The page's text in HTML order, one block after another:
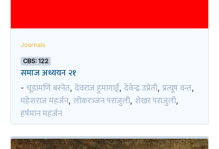
Journals
CBS: 122
समाज अध्ययन २१
- चूडामणि बस्नेत, देवराज हुमागाईं, देवेन्द्र उप्रेती, प्रत्यूष वन्त,
महेशराज महर्जन, लोकरञ्‍जन पराजुली, शेखर पराजुली,
हर्षमान महर्जन